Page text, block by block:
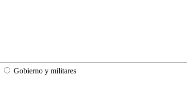
Gobierno y militares